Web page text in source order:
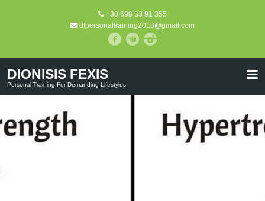
+30 698 33 91 355
dfpersonaltraining2018@gmail.com
DIONISIS FEXIS
Personal Training For Demanding Lifestyles